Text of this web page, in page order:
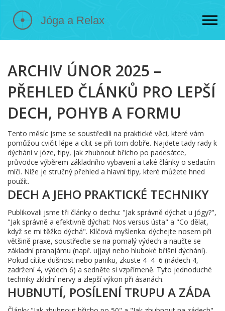
ARCHIV ÚNOR 2025 –
PŘEHLED ČLÁNKŮ PRO LEPŠÍ
DECH, POHYB A FORMU
Tento měsíc jsme se soustředili na praktické věci, které vám
pomůžou cvičit lépe a cítit se při tom dobře. Najdete tady rady k
dýchání v józe, tipy, jak zhubnout břicho po padesátce,
průvodce výběrem základního vybavení a také články o sedacím
míči. Níže je stručný přehled a hlavní tipy, které můžete hned
použít.
DECH A JEHO PRAKTICKÉ TECHNIKY
Publikovali jsme tři články o dechu: "Jak správně dýchat u jógy?",
"Jak správně a efektivně dýchat: Nos versus ústa" a "Co dělat,
když se mi těžko dýchá". Klíčová myšlenka: dýchejte nosem při
většině praxe, soustřeďte se na pomalý výdech a naučte se
základní pranajámu (např. ujjayi nebo hluboké břišní dýchání).
Pokud cítíte dušnost nebo paniku, zkuste 4–4–6 (nádech 4,
zadržení 4, výdech 6) a sedněte si vzpřímeně. Tyto jednoduché
techniky zklidní nervy a zlepší výkon při ásanách.
HUBNUTÍ, POSÍLENÍ TRUPU A ZÁDA